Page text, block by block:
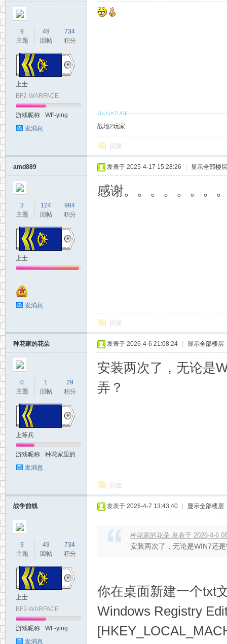
9
主题
49
回帖
734
积分
上士
BF2-WARFACE
游戏昵称
WF-ying
发消息
战地2玩家
回复
amd889
3
主题
124
回帖
984
积分
上士
发消息
发表于 2025-4-17 15:28:26 显示全部楼层
感谢。。。。。。。
回复
种花家的花朵
0
主题
1
回帖
29
积分
上等兵
游戏昵称
种花家里的
发消息
发表于 2026-4-6 21:08:24 显示全部楼层
安装两次了，无论是
弄？
回复
战争前线
9
主题
49
回帖
734
积分
上士
BF2-WARFACE
游戏昵称
WF-ying
发消息
发表于 2026-4-7 13:43:40 显示全部楼层
种花家的花朵 发表于 2026-4-6
安装两次了，无论是WIN7还
你在桌面新建一个txt
Windows Registry